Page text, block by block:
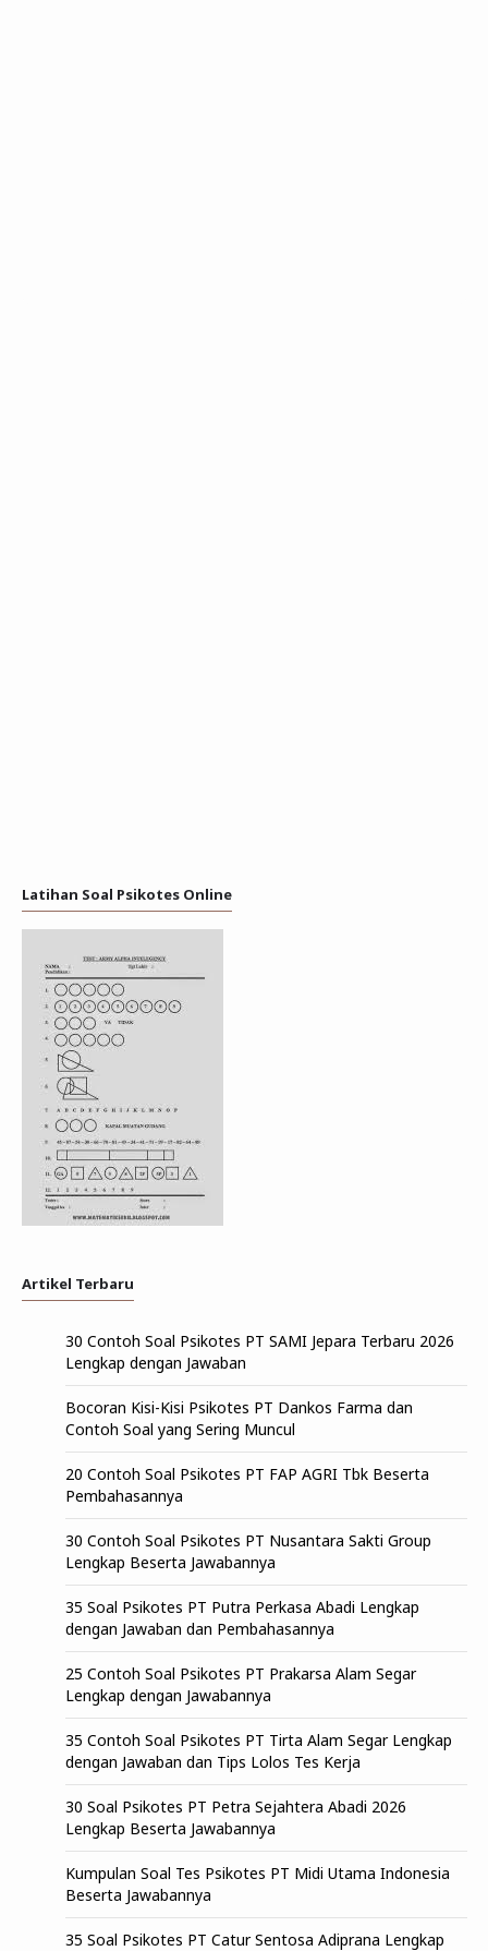
Latihan Soal Psikotes Online
Artikel Terbaru
30 Contoh Soal Psikotes PT SAMI Jepara Terbaru 2026
Lengkap dengan Jawaban
Bocoran Kisi-Kisi Psikotes PT Dankos Farma dan
Contoh Soal yang Sering Muncul
20 Contoh Soal Psikotes PT FAP AGRI Tbk Beserta
Pembahasannya
30 Contoh Soal Psikotes PT Nusantara Sakti Group
Lengkap Beserta Jawabannya
35 Soal Psikotes PT Putra Perkasa Abadi Lengkap
dengan Jawaban dan Pembahasannya
25 Contoh Soal Psikotes PT Prakarsa Alam Segar
Lengkap dengan Jawabannya
35 Contoh Soal Psikotes PT Tirta Alam Segar Lengkap
dengan Jawaban dan Tips Lolos Tes Kerja
30 Soal Psikotes PT Petra Sejahtera Abadi 2026
Lengkap Beserta Jawabannya
Kumpulan Soal Tes Psikotes PT Midi Utama Indonesia
Beserta Jawabannya
35 Soal Psikotes PT Catur Sentosa Adiprana Lengkap